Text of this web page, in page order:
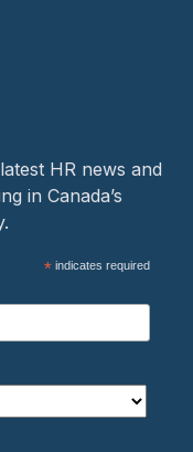
HR news and
in Canada’s
* indicates required